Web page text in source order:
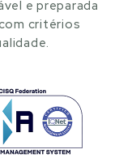
e preparada
critérios